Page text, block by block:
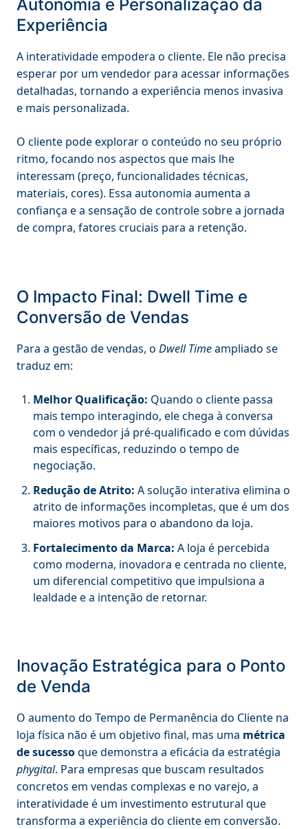
Autonomia e Personalização da
Experiência
A interatividade empodera o cliente. Ele não precisa
esperar por um vendedor para acessar informações
detalhadas, tornando a experiência menos invasiva
e mais personalizada.
O cliente pode explorar o conteúdo no seu próprio
ritmo, focando nos aspectos que mais lhe
interessam (preço, funcionalidades técnicas,
materiais, cores). Essa autonomia aumenta a
confiança e a sensação de controle sobre a jornada
de compra, fatores cruciais para a retenção.
O Impacto Final: Dwell Time e
Conversão de Vendas
Para a gestão de vendas, o Dwell Timeampliado se
traduz em:
Melhor Qualificação: Quando o cliente passa
mais tempo interagindo, ele chega à conversa
com o vendedor já pré-qualificado e com dúvidas
mais específicas, reduzindo o tempo de
negociação.
Redução de Atrito: A solução interativa elimina o
atrito de informações incompletas, que é um dos
maiores motivos para o abandono da loja.
Fortalecimento da Marca: A loja é percebida
como moderna, inovadora e centrada no cliente,
um diferencial competitivo que impulsiona a
lealdade e a intenção de retornar.
Inovação Estratégica para o Ponto
de Venda
O aumento do Tempo de Permanência do Cliente na
loja física não é um objetivo final, mas uma métrica
de sucessoque demonstra a eficácia da estratégia
phygital. Para empresas que buscam resultados
concretos em vendas complexas e no varejo, a
interatividade é um investimento estrutural que
transforma a experiência do cliente em conversão.